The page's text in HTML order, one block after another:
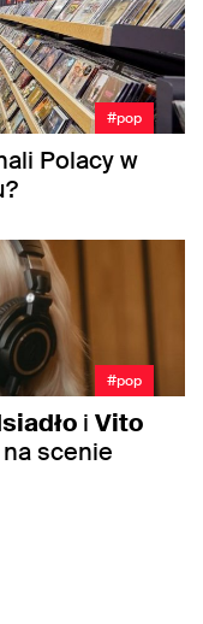
#pop
Polacy w
#pop
i Vito
scenie